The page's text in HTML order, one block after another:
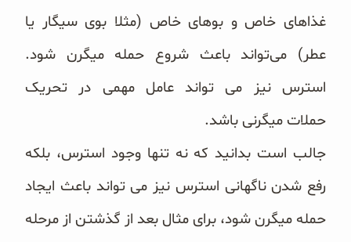
غذاهای خاص و بوهای خاص (مثلا بوی سیگار یا
عطر) می‌تواند باعث شروع حمله میگرن شود.
استرس نیز می تواند عامل مهمی در تحریک
حملات میگرنی باشد.
جالب است بدانید که نه تنها وجود استرس، بلکه
رفع شدن ناگهانی استرس نیز می تواند باعث ایجاد
حمله میگرن شود، برای مثال بعد از گذشتن از مرحله